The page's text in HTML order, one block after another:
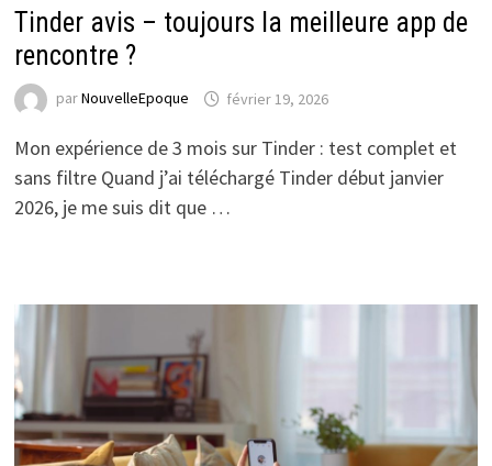
Tinder avis – toujours la meilleure app de
rencontre ?
parNouvelleEpoque février 19, 2026
Mon expérience de 3 mois sur Tinder : test complet et
sans filtre Quand j’ai téléchargé Tinder début janvier
2026, je me suis dit que …